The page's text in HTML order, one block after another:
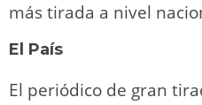
más tirada a nivel
El País
El periódico de gran